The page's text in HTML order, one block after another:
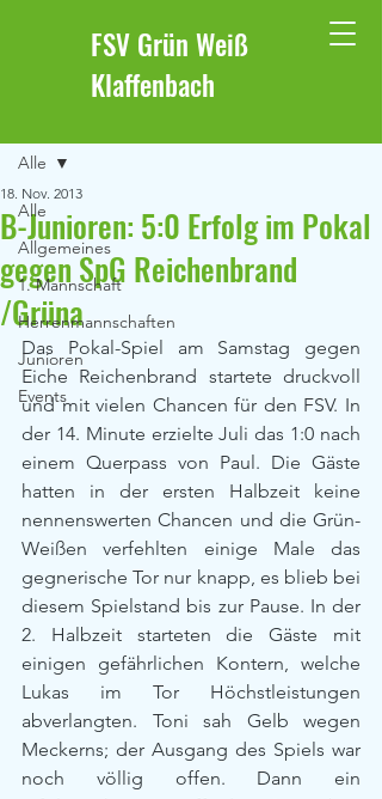
FSV Grün Weiß
Klaffenbach
Alle
Allgemeines
1. Mannschaft
Herrenmannschaften
Junioren
Events
Alle
B-Junioren: 5:0 Erfolg im Pokal
gegen SpG Reichenbrand
/Grüna
18. Nov. 2013
Das Pokal-Spiel am Samstag gegen
Eiche Reichenbrand startete druckvoll
und mit vielen Chancen für den FSV. In
der 14. Minute erzielte Juli das 1:0 nach
einem Querpass von Paul. Die Gäste
hatten in der ersten Halbzeit keine
nennenswerten Chancen und die Grün-
Weißen verfehlten einige Male das
gegnerische Tor nur knapp, es blieb bei
diesem Spielstand bis zur Pause. In der
2. Halbzeit starteten die Gäste mit
einigen gefährlichen Kontern, welche
Lukas im Tor Höchstleistungen
abverlangten. Toni sah Gelb wegen
Meckerns; der Ausgang des Spiels war
noch völlig offen. Dann ein